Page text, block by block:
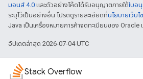
มอนส์ 4.0 และตัวอย่างโค้ดได้รับอนุญาตภายใต้ใบอ
ระบุไว้เป็นอย่างอื่น โปรดดูรายละเอียดที่นโยบายเว็บ
Java เป็นเครื่องหมายการค้าจดทะเบียนของ Oracle
อัปเดตล่าสุด 2026-07-04 UTC
Stack Overflow